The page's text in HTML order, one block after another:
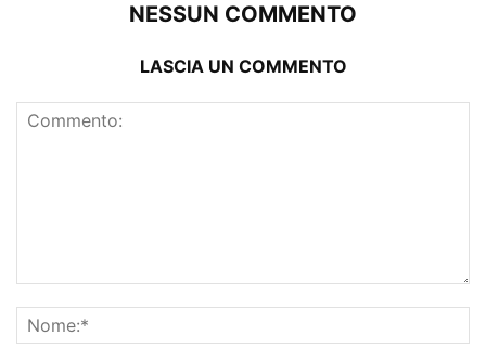
NESSUN COMMENTO
LASCIA UN COMMENTO